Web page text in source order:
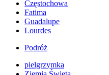
Częstochowa
Fatima
Guadalupe
Lourdes
Podróż
pielgrzymka